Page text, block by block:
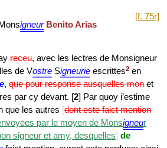
[f. 75r]
igneur Benito Arias
receu, avec les lectres de Monsigneur
de Vostre Signeurie escrittes2 en
,que pour response ausquelles monet
par cy devant. [2] Par quoy i’estime
que les autres dont este faict mention
par le moyen de Monsigneur
signeur et amy, desquelles de